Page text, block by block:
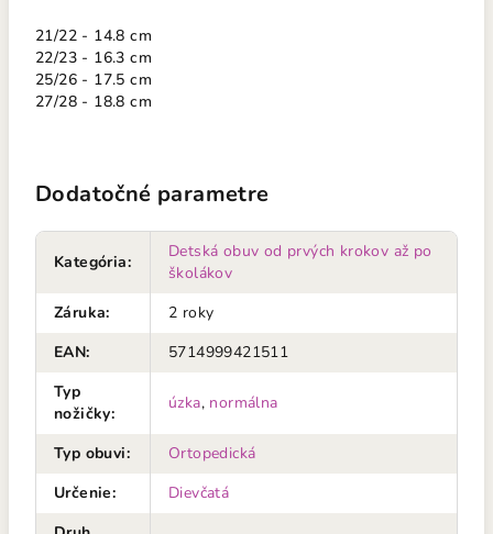
21/22 - 14.8 cm
22/23 - 16.3 cm
25/26 - 17.5 cm
27/28 - 18.8 cm
Dodatočné parametre
Kategória:
Detská obuv od prvých krokov až po
školákov
Záruka:
2 roky
EAN:
5714999421511
Typ
nožičky:
úzka, normálna
Typ obuvi:
Ortopedická
Určenie:
Dievčatá